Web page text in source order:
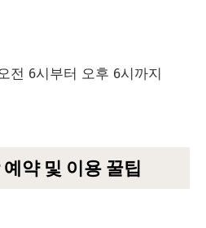
전 6시부터 오후 6시까지
약 및 이용 꿀팁